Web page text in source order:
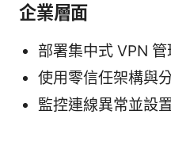
企業層面
部署集中式 VPN
使用零信任架構與
監控連線異常並設